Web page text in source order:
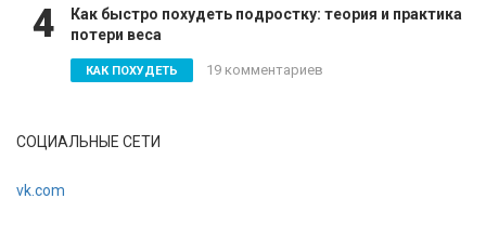
4
Как быстро похудеть подростку: теория и практика
потери веса
КАК ПОХУДЕТЬ 19 комментариев
СОЦИАЛЬНЫЕ СЕТИ
vk.com